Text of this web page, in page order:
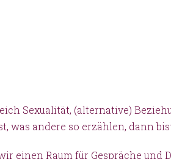
Sexualität, (alternative)
was andere so erzählen, dann
einen Raum für Gespräche und